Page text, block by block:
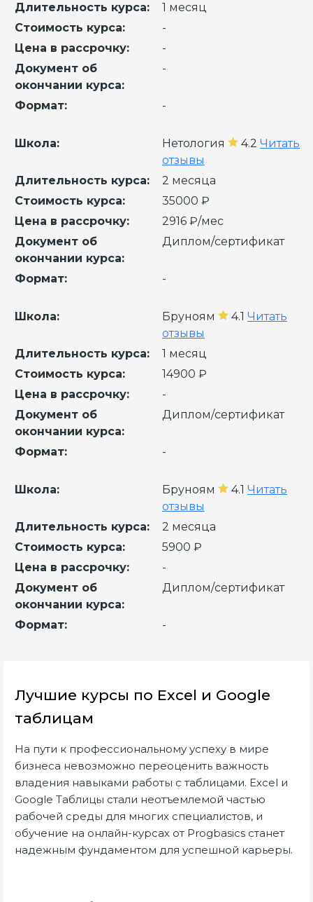
Длительность курса:
1 месяц
Стоимость курса:
-
Цена в рассрочку:
-
Документ об
окончании курса:
-
Формат: -
Школа: Нетология 4.2 Читать
отзывы
Длительность курса:
2 месяца
Стоимость курса:
35000 ₽
Цена в рассрочку:
2916 ₽/мес
Документ об
окончании курса:
Диплом/сертификат
Формат: -
Школа: Бруноям 4.1 Читать
отзывы
Длительность курса:
1 месяц
Стоимость курса:
14900 ₽
Цена в рассрочку:
-
Документ об
окончании курса:
Диплом/сертификат
Формат: -
Школа: Бруноям 4.1 Читать
отзывы
Длительность курса:
2 месяца
Стоимость курса:
5900 ₽
Цена в рассрочку:
-
Документ об
окончании курса:
Диплом/сертификат
Формат: -
Лучшие курсы по Excel и Google
таблицам
На пути к профессиональному успеху в мире
бизнеса невозможно переоценить важность
владения навыками работы с таблицами. Excel и
Google Таблицы стали неотъемлемой частью
рабочей среды для многих специалистов, и
обучение на онлайн-курсах от Progbasics станет
надежным фундаментом для успешной карьеры.